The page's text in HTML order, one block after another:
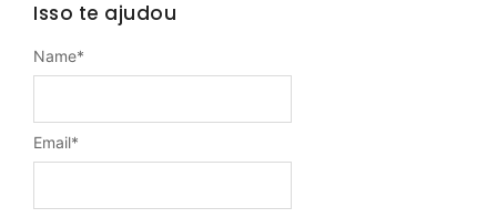
Isso te ajudou
Name*
Email*